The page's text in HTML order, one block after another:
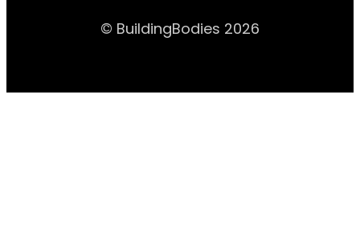
© BuildingBodies 2026